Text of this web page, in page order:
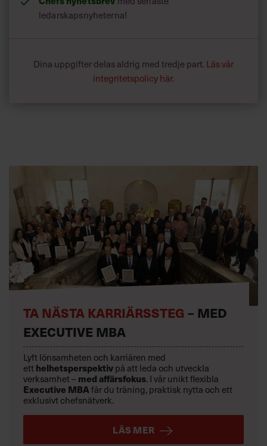
ledarskapsnyheterna!
Dina uppgifter delas aldrig med tredje part. Läs vår
integritetspolicy här.
TA NÄSTA KARRIÄRSSTEG – MED
EXECUTIVE MBA
Lyft lönsamheten och karriären med
ett helhetsperspektivpå att leda och utveckla
verksamhet – med affärsfokus. I vår unikt flexibla
Executive MBAfår du träning, praktisk nytta och ett
exklusivt chefsnätverk.
LÄS MER